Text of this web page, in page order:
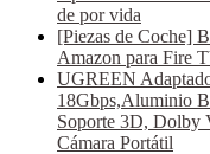
de por vida
[Piezas de Coche]
Amazon para Fire
UGREEN
18Gbps,Aluminio
Soporte 3D, Dolby
Cámara Portátil